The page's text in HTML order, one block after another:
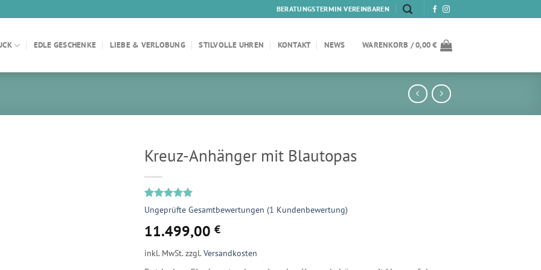
BERATUNGSTERMIN VEREINBAREN
EDLE GESCHENKE LIEBE & VERLOBUNG STILVOLLE UHREN KONTAKT NEWS WARENKORB /0,00€
Kreuz-Anhänger mit Blautopas
Bewertet
mit 5.00
von 5,
basierend
1
Kundenbewertung
Ungeprüfte Gesamtbewertungen (1 Kundenbewertung)
11.499,00 €
inkl. MwSt. zzgl.Versandkosten